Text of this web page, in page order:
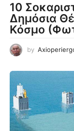
10
Δημόσια
Κόσμο
by